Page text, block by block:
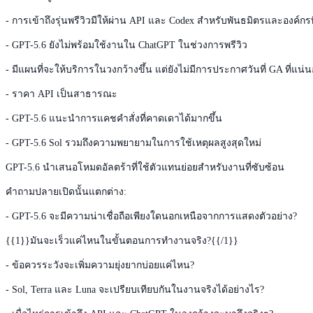
- การเข้าถึงรุ่นพรีวิวมีให้ผ่าน API และ Codex สำหรับพันธมิตรและองค์ก
- GPT-5.6 ยังไม่พร้อมใช้งานใน ChatGPT ในช่วงการพรีวิว
- มีแผนที่จะให้บริการในวงกว้างขึ้น แต่ยังไม่มีการประกาศวันที่ GA ที่แน่
- ราคา API เป็นสาธารณะ
- GPT-5.6 แนะนำการแคชคำสั่งที่คาดเดาได้มากขึ้น
- GPT-5.6 Sol รวมถึงความพยายามในการใช้เหตุผลสูงสุดใหม่
GPT-5.6 นำเสนอโหมดอัลตร้าที่ใช้ตัวแทนย่อยสำหรับงานที่ซับซ้อน
คำถามปลายเปิดนั้นแตกต่าง:
- GPT-5.6 จะมีความน่าเชื่อถือเพียงใดนอกเหนือจากการแสดงตัวอย่าง?
{{1}}มันจะเร็วแค่ไหนในขั้นตอนการทำงานจริง?{{/1}}
- ข้อควรระวังจะเพิ่มความยุ่งยากบ่อยแค่ไหน?
- Sol, Terra และ Luna จะเปรียบเทียบกันในงานจริงได้อย่างไร?